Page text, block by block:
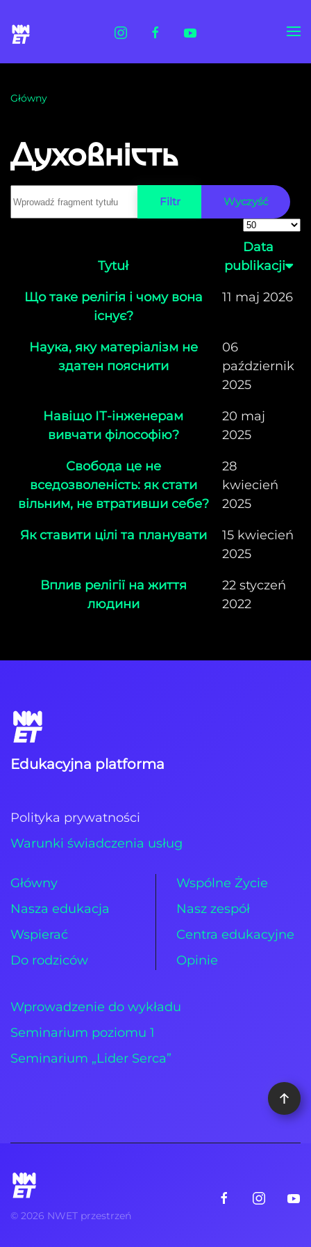
Skip to main content
Główny
Духовність
Wprowadź fragment tytułu
Filtr Wyczyść
Pokaż #
Tytuł
Data
publikacji
Що таке релігія і чому вона
існує?
11 maj 2026
Наука, яку матеріалізм не
здатен пояснити
06
październik
2025
Навіщо ІТ-інженерам
вивчати філософію?
20 maj
2025
Свобода це не
вседозволеність: як стати
вільним, не втративши себе?
28
kwiecień
2025
Як ставити цілі та планувати
15 kwiecień
2025
Вплив релігії на життя
людини
22 styczeń
2022
Edukacyjna platforma
Polityka prywatności
Warunki świadczenia usług
Główny
Nasza edukacja
Wspierać
Do rodziców
Wspólne Życie
Nasz zespół
Centra edukacyjne
Opinie
Wprowadzenie do wykładu
Seminarium poziomu 1
Seminarium „Lider Serca”
© 2026 NWET przestrzeń